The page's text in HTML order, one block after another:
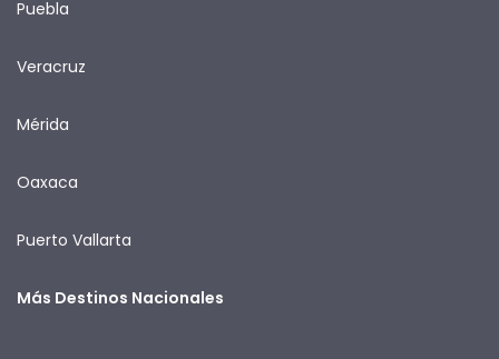
Puebla
Veracruz
Mérida
Oaxaca
Puerto Vallarta
Más Destinos Nacionales